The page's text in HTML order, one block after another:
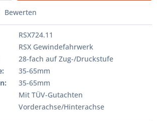
Bewerten
RSX724.11
RSX Gewindefahrwerk
28-fach auf Zug-/Druckstufe
35-65mm
35-65mm
Mit TÜV-Gutachten
Vorderachse/Hinterachse